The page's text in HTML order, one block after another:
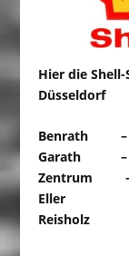
Hier die
Düsseldorf
Benrath –
Garath –
Zentrum –
Eller –
Reisholz –